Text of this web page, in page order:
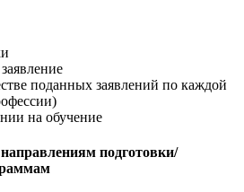
поданных заявлений по каждой
на обучение
подготовки/